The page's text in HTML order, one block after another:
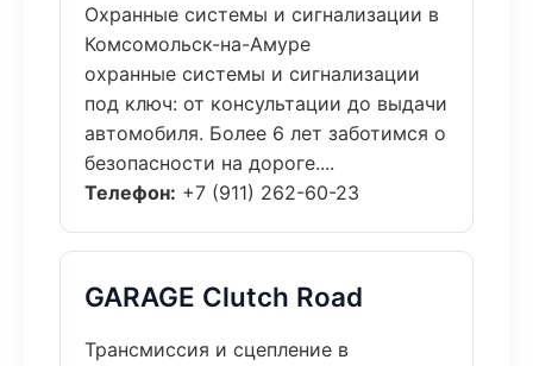
Охранные системы и сигнализации в
Комсомольск-на-Амуре
охранные системы и сигнализации
под ключ: от консультации до выдачи
автомобиля. Более 6 лет заботимся о
безопасности на дороге....
Телефон: +7 (911) 262-60-23
GARAGE Clutch Road
Трансмиссия и сцепление в